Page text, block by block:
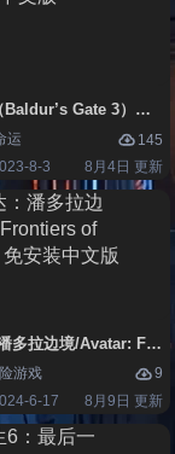
Black Flag
Baldur’s Gate 3）免安
运
145
8-3
8月4日 更新
Edition）免安装中
潘多拉边境/Avatar:
游戏
9
6-17
8月9日 更新